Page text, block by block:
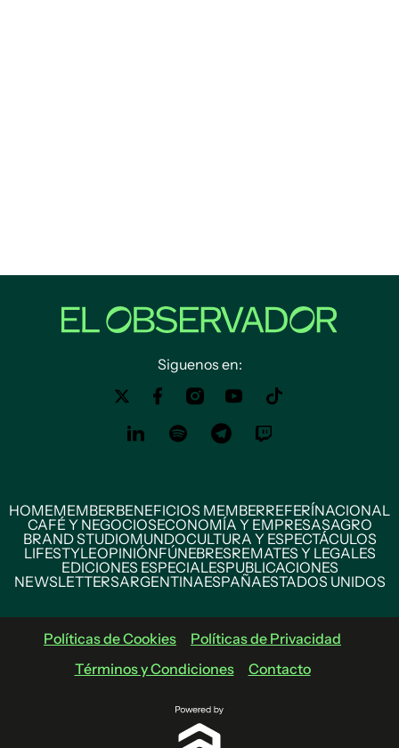
Siguenos en:
HOMEMEMBERBENEFICIOS MEMBERREFERÍNACIONAL
CAFÉ Y NEGOCIOSECONOMÍA Y EMPRESASAGRO
BRAND STUDIOMUNDOCULTURA Y ESPECTÁCULOS
LIFESTYLEOPINIÓNFÚNEBRESREMATES Y LEGALES
EDICIONES ESPECIALESPUBLICACIONES
NEWSLETTERSARGENTINAESPAÑAESTADOS UNIDOS
Políticas de Cookies
Políticas de Privacidad
Términos y Condiciones
Contacto